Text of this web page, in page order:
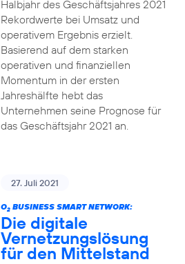
Halbjahr des Geschäftsjahres 2021
Rekordwerte bei Umsatz und
operativem Ergebnis erzielt.
Basierend auf dem starken
operativen und finanziellen
Momentum in der ersten
Jahreshälfte hebt das
Unternehmen seine Prognose für
das Geschäftsjahr 2021 an.
27. Juli 2021
O2BUSINESS SMART NETWORK:
Die digitale
Vernetzungslösung
für den Mittelstand